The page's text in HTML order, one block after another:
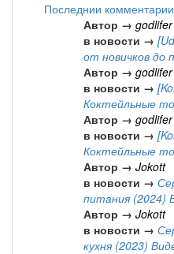
Последнии комментарии
Автор → godlifer
в новости →
от новичков до
Автор → godlifer
в новости →
Коктейльные
Автор → godlifer
в новости →
Коктейльные
Автор → Jokott
в новости →
питания (2024)
Автор → Jokott
в новости →
кухня (2023)